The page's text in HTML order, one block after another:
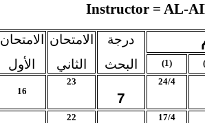
Instructor = AL-
الامتحان
الأول
الامتحان
الثاني
درجة
البحث
(1)
16
23
7
24/4
22
17/4